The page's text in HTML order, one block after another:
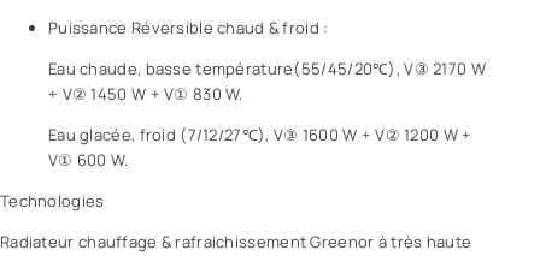
Puissance Réversible chaud & froid :
Eau chaude, basse température(55/45/20℃), V③ 2170 W
+ V② 1450 W + V① 830 W.
Eau glacée, froid (7/12/27℃), V③ 1600 W + V② 1200 W +
V① 600 W.
Technologies
Radiateur chauffage & rafraichissement Greenor à très haute